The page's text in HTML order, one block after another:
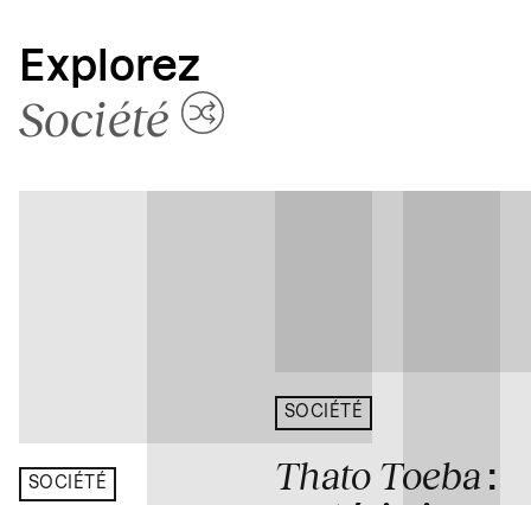
Explorez
Société
SOCIÉTÉ
SOCIÉTÉ
Thato Toeba :